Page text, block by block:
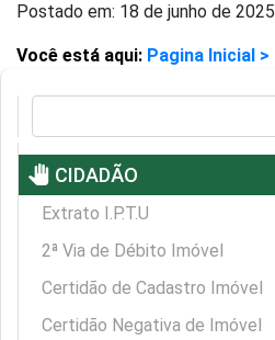
Postado em: 18 de junho de 2025
Você está aqui: Pagina Inicial >
pan_tool CIDADÃO
Extrato I.P.T.U
2ª Via de Débito Imóvel
Certidão de Cadastro Imóvel
Certidão Negativa de Imóvel